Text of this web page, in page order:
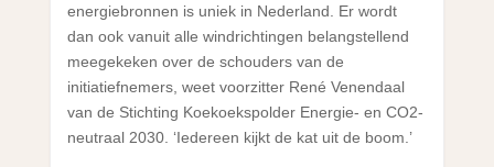
energiebronnen is uniek in Nederland. Er wordt
dan ook vanuit alle windrichtingen belangstellend
meegekeken over de schouders van de
initiatiefnemers, weet voorzitter René Venendaal
van de Stichting Koekoekspolder Energie- en CO2-
neutraal 2030. ‘Iedereen kijkt de kat uit de boom.’